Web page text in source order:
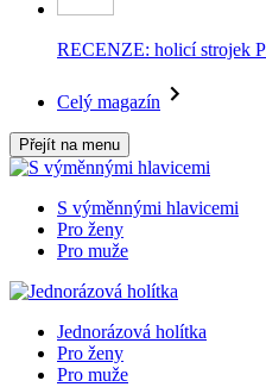
RECENZE: holicí strojek
Celý magazín
Přejít na menu
S výměnnými hlavicemi
Pro ženy
Pro muže
Jednorázová holítka
Pro ženy
Pro muže